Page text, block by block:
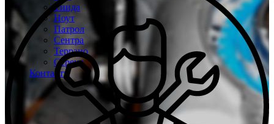
Тиида
Ноут
Патрол
Сентра
Террано
Серена
Контакты